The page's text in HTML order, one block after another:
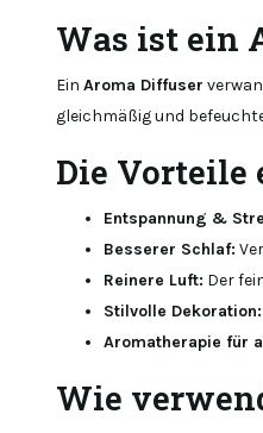
Was ist ein
Ein Aroma Diffuser
gleichmäßig und
Die Vorteile
Entspannung &
Besserer Schlaf:
Reinere Luft: Der
Stilvolle Dekoration:
Aromatherapie für
Wie